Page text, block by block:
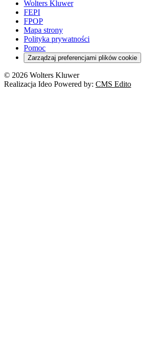
Wolters Kluwer
FEPI
FPOP
Mapa strony
Polityka prywatności
Pomoc
Zarządzaj preferencjami plików cookie
© 2026 Wolters Kluwer
Realizacja Ideo Powered by: CMS Edito